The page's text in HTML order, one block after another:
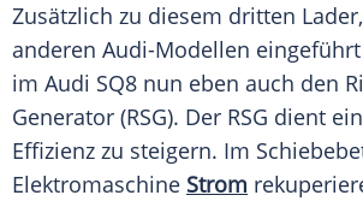
Zusätzlich zu diesem dritten Lader
anderen Audi-Modellen
im Audi SQ8 nun eben auch den
Generator (RSG). Der RSG dient
Effizienz zu steigern. Im
Elektromaschine Strom